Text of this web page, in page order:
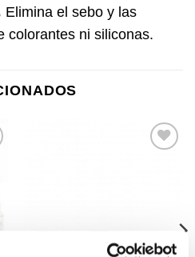
Elimina el sebo y las
colorantes ni siliconas.